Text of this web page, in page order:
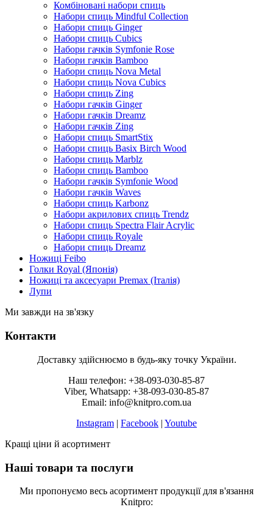
Комбіновані набори спиць
Набори спиць Mindful Collection
Набори спиць Ginger
Набори спиць Cubics
Набори гачків Symfonie Rose
Набори гачків Bamboo
Набори спиць Nova Metal
Набори спиць Nova Cubics
Набори спиць Zing
Набори гачків Ginger
Набори гачків Dreamz
Набори гачків Zing
Набори спиць SmartStix
Набори спиць Basix Birch Wood
Набори спиць Marblz
Набори спиць Bamboo
Набори гачків Symfonie Wood
Набори гачків Waves
Набори спиць Karbonz
Набори акрилових спиць Trendz
Набори спиць Spectra Flair Acrylic
Набори спиць Royale
Набори спиць Dreamz
Ножиці Feibo
Голки Royal (Японія)
Ножиці та аксесуари Premax (Італія)
Лупи
Ми завжди на зв'язку
Контакти
Доставку здійснюємо в будь-яку точку України.
Наш телефон: +38-093-030-85-87
Viber, Whatsapp: +38-093-030-85-87
Email: info@knitpro.com.ua
Instagram | Facebook | Youtube
Кращі ціни й асортимент
Наші товари та послуги
Ми пропонуємо весь асортимент продукції для в'язання
Knitpro: